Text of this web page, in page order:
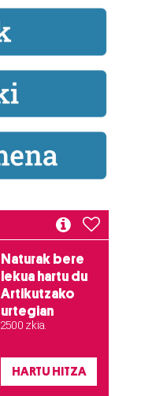
Naturak bere
lekua hartu du
Artikutzako
urtegian
2.500 zkia.
HARTU HITZA